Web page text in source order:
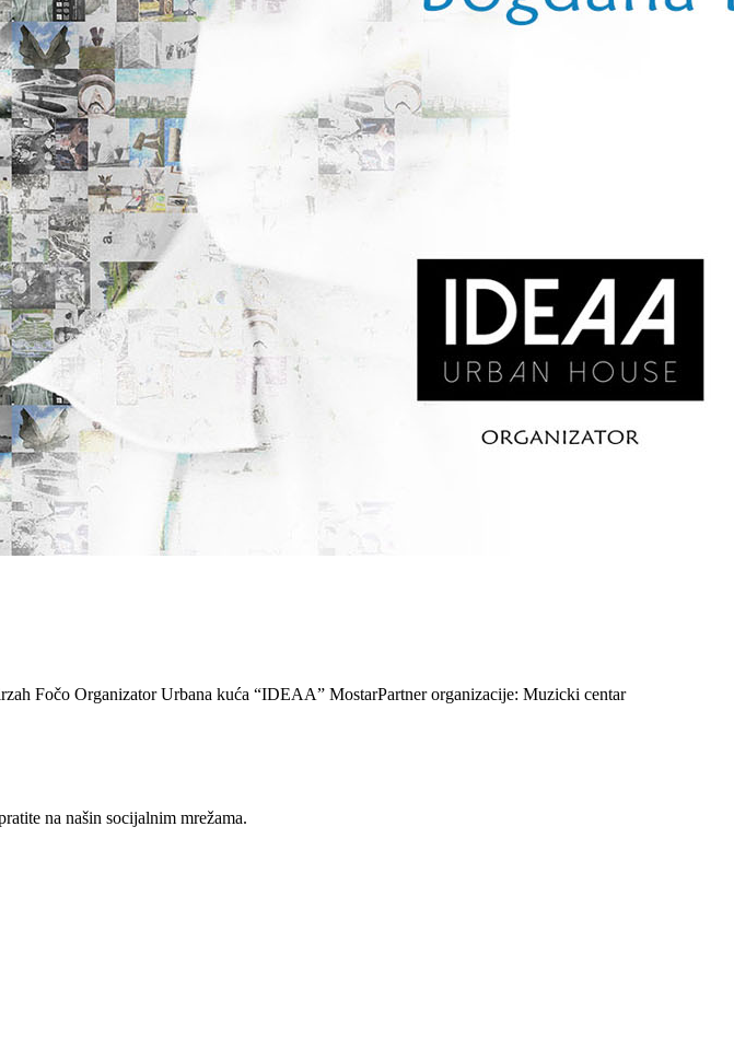
Fočo Organizator Urbana kuća “IDEAA” MostarPartner organizacije: Muzicki centar
na našin socijalnim mrežama.